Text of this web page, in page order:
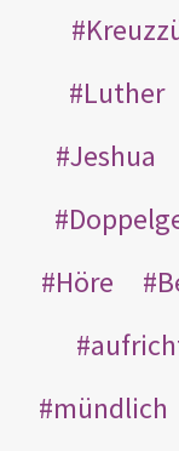
Luther
Jeshua
Höre
mündlich